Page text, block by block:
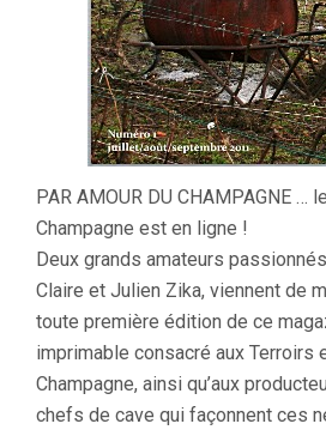
PAR AMOUR DU CHAMPAGNE …
Champagne est en ligne !
Deux grands amateurs
Claire et Julien Zika, viennent de
toute première édition de ce
imprimable consacré aux Terroirs
Champagne, ainsi qu’aux
chefs de cave qui façonnent ces